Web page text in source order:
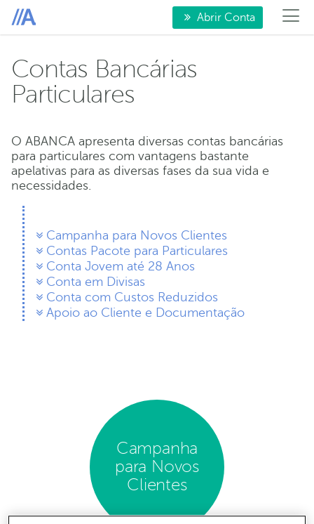
Abrir Conta
Contas Bancárias
Particulares
O ABANCA apresenta diversas contas bancárias
para particulares com vantagens bastante
apelativas para as diversas fases da sua vida e
necessidades.
Campanha para Novos Clientes
Contas Pacote para Particulares
Conta Jovem até 28 Anos
Conta em Divisas
Conta com Custos Reduzidos
Apoio ao Cliente e Documentação
Campanha
para Novos
Clientes